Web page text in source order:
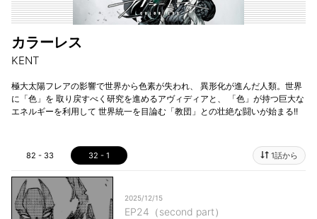
カラーレス
KENT
極大太陽フレアの影響で世界から色素が失われ、 異形化が進んだ人類。世界
に「色」を 取り戻すべく研究を進めるアヴィディアと、 「色」が持つ巨大な
エネルギーを利用して 世界統一を目論む「教団」との壮絶な闘いが始まる!!
82 - 33 32 - 1 1話から
2025/12/15
EP24（second part）